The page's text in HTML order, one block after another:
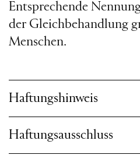
Entsprechende
der Gleichbehandlung
Menschen.
Haftungshinweis
Haftungsausschluss